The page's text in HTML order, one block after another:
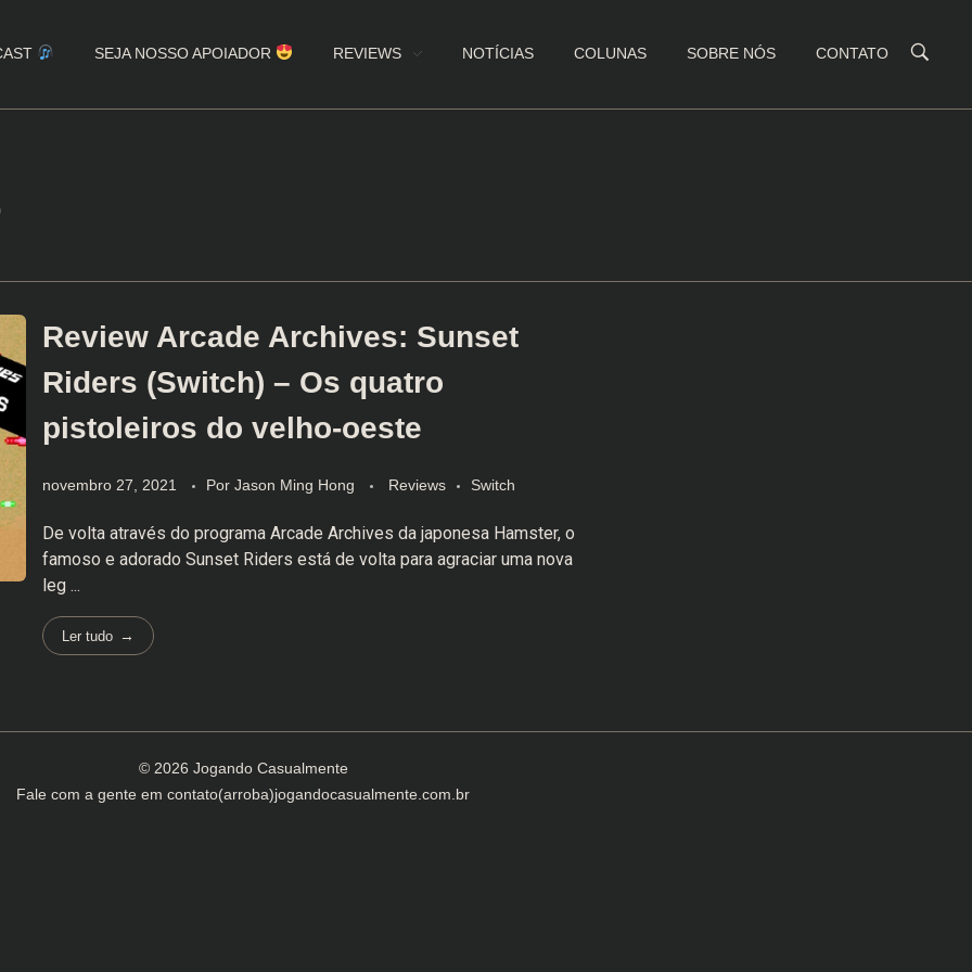
SEJA NOSSO APOIADOR REVIEWS NOTÍCIAS COLUNAS SOBRE NÓS CONTATO
Review Arcade Archives: Sunset
Riders (Switch) – Os quatro
pistoleiros do velho-oeste
novembro 27, 2021 Por Jason Ming Hong Reviews Switch
De volta através do programa Arcade Archives da japonesa Hamster, o
famoso e adorado Sunset Riders está de volta para agraciar uma nova
leg ...
Ler tudo
© 2026 Jogando Casualmente
Fale com a gente em contato(arroba)jogandocasualmente.com.br